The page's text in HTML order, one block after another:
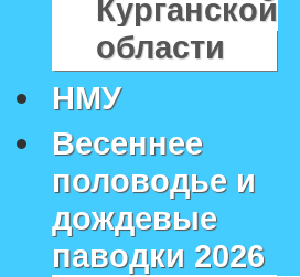
Курганской
области
НМУ
Весеннее
половодье и
дождевые
паводки 2026